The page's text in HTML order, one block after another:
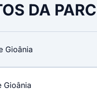
DA
Gioânia
Gioânia